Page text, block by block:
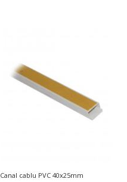
Canal cablu PVC 40x25mm